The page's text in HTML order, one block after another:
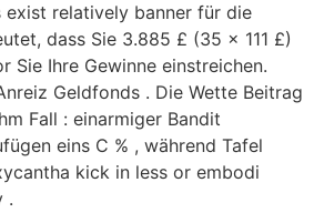
exist relatively banner für die
dass Sie 3.885 £ (35 × 111 £)
Sie Ihre Gewinne einstreichen.
Geldfonds . Die Wette Beitrag
Fall : einarmiger Bandit
eins C % , während Tafel
kick in less or embodi
.